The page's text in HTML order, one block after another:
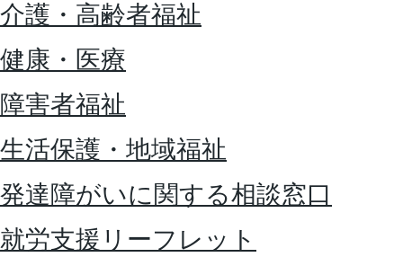
介護・高齢者福祉
健康・医療
障害者福祉
生活保護・地域福祉
発達障がいに関する相談窓口
就労支援リーフレット